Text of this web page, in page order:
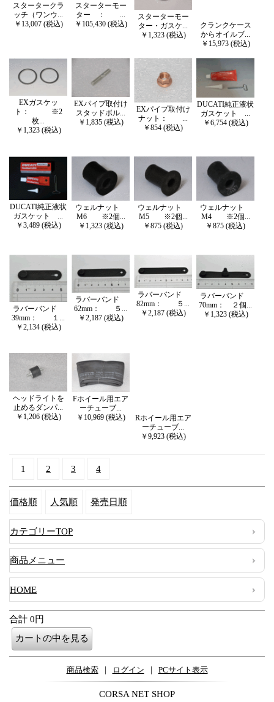
スタータークラ
ッチ（ワンウ...
￥13,007 (税込)
スターターモー
ター ： ...
￥105,430 (税込)
スターターモー
ター・ガスケ...
￥1,323 (税込)
クランクケース
からオイルブ...
￥15,973 (税込)
EXガスケッ
ト： ※2
枚...
￥1,323 (税込)
EXパイプ取付け
スタッドボル...
￥1,835 (税込)
EXパイプ取付け
ナット： ...
￥854 (税込)
DUCATI純正液状
ガスケット ...
￥6,754 (税込)
DUCATI純正液状
ガスケット ...
￥3,489 (税込)
ウェルナット
M6 ※2個...
￥1,323 (税込)
ウェルナット
M5 ※2個...
￥875 (税込)
ウェルナット
M4 ※2個...
￥875 (税込)
ラバーバンド
39mm： １...
￥2,134 (税込)
ラバーバンド
62mm： ５...
￥2,187 (税込)
ラバーバンド
82mm： ５...
￥2,187 (税込)
ラバーバンド
70mm： ２個...
￥1,323 (税込)
ヘッドライトを
止めるダンパ...
￥1,206 (税込)
Fホイール用エア
ーチューブ...
￥10,969 (税込)
Rホイール用エア
ーチューブ...
￥9,923 (税込)
1 2 3 4
価格順 人気順 発売日順
カテゴリーTOP
商品メニュー
HOME
合計 0円
商品検索 | ログイン | PCサイト表示
CORSA NET SHOP